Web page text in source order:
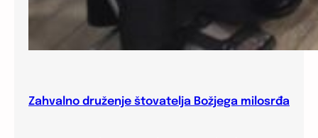
Zahvalno druženje štovatelja Božjega milosrđa